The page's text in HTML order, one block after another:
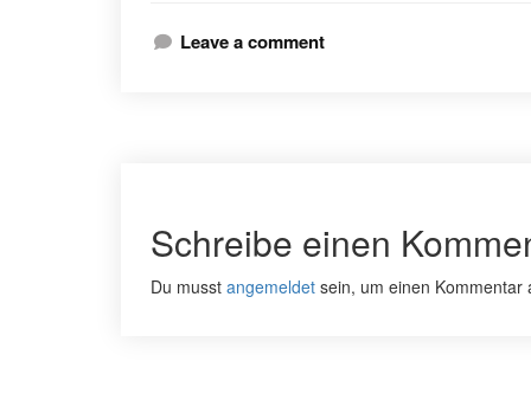
Leave a comment
Schreibe einen
Du musst angemeldet sein, um einen Kommentar